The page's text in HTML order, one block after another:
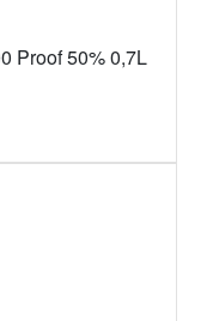
Proof 50% 0,7L